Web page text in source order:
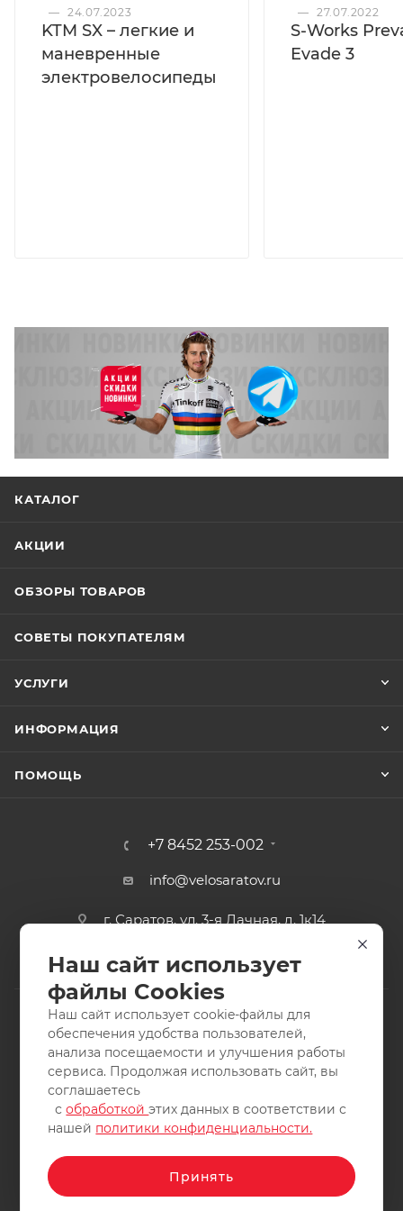
— 24.07.2023
KTM SX – легкие и
маневренные
электровелосипеды
— 27.07.2022
S-Works
Evade 3
КАТАЛОГ
АКЦИИ
ОБЗОРЫ ТОВАРОВ
СОВЕТЫ ПОКУПАТЕЛЯМ
УСЛУГИ
ИНФОРМАЦИЯ
ПОМОЩЬ
+7 8452 253-002
info@velosaratov.ru
г. Саратов, ул. 3-я Дачная, д. 1к14
2011-2026 © интернет-магазин спортивных товаров
ВелоСаратов. Не является публичной офертой. Все права
защищены. Заимствование материалов и фотографий
запрещено.
Наш сайт использует
файлы Cookies
Наш сайт использует cookie-файлы для
обеспечения удобства пользователей,
анализа посещаемости и улучшения работы
сервиса. Продолжая использовать сайт, вы
соглашаетесь
собработкойэтих данных в соответствии с
нашей политики конфиденциальности.
Принять